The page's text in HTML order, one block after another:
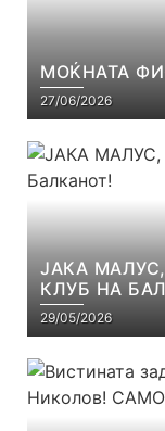
МОЌНАТА
27/06/2026
ЈАКА
КЛУБ НА
29/05/2026